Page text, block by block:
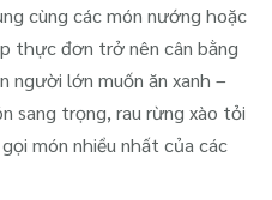
cùng các món nướng hoặc
thực đơn trở nên cân bằng
người lớn muốn ăn xanh –
sang trọng, rau rừng xào tỏi
món nhiều nhất của các